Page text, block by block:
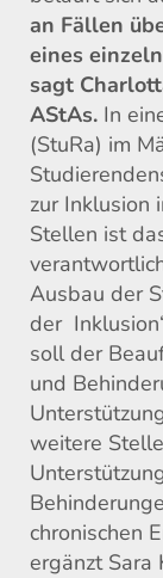
an Fällen
eines
sagt
AStAs. In
(StuRa) im
zur Inklusion
Stellen ist
Ausbau der
der
soll der
und
weitere
chronischen
ergänzt Sara